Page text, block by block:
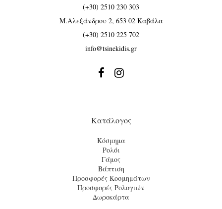
(+30) 2510 230 303
Μ.Αλεξάνδρου 2, 653 02 Καβάλα
(+30) 2510 225 702
info@tsinekidis.gr
 
Κατάλογος
Κόσμημα
Ρολόι
Γάμος
Βάπτιση
Προσφορές Κοσμημάτων
Προσφορές Ρολογιών
Δωροκάρτα